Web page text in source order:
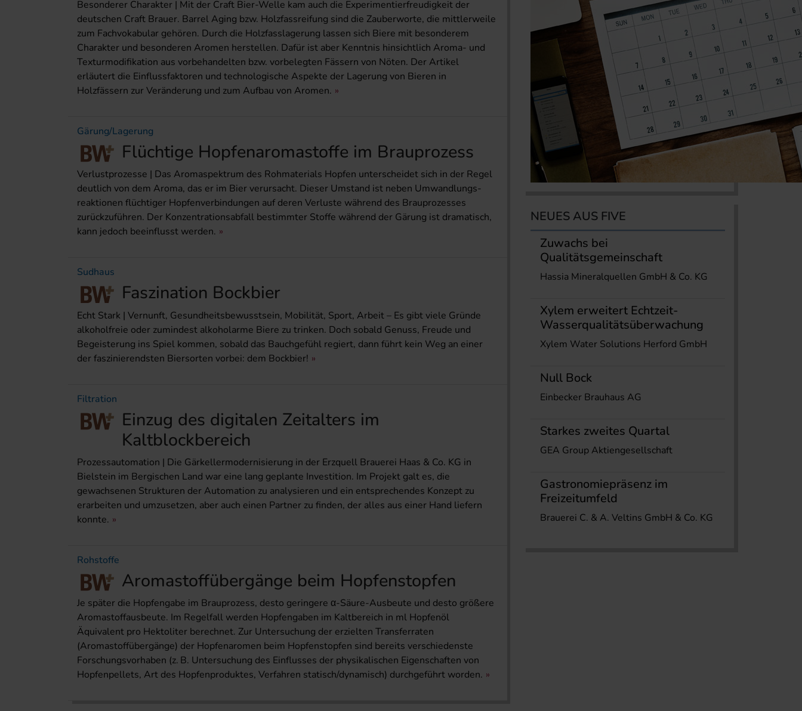
Besonderer Charakter | Mit der Craft Bier-Welle kam auch die Experimentierfreudigkeit der
deutschen Craft Brauer. Barrel Aging bzw. Holzfassreifung sind die Zauberworte, die mittlerweile
zum Fachvokabular gehören. Durch die Holzfasslagerung lassen sich Biere mit besonderem
Charakter und besonderen Aromen herstellen. Dafür ist aber Kenntnis hinsichtlich Aroma- und
Texturmodifikation aus vorbehandelten bzw. vorbelegten Fässern von Nöten. Der Artikel
erläutert die Einflussfaktoren und technologische Aspekte der Lagerung von Bieren in
Holzfässern zur Veränderung und zum Aufbau von Aromen.
Gärung/Lagerung
Flüchtige Hopfenaromastoffe im Brauprozess
Verlustprozesse | Das Aromaspektrum des Rohmaterials Hopfen unterscheidet sich in der Regel
deutlich von dem Aroma, das er im Bier verursacht. Dieser Umstand ist neben Umwandlungs­
reaktionen flüchtiger Hopfenverbindungen auf deren Verluste während des Brauprozesses
zurückzuführen. Der Konzentrationsabfall bestimmter Stoffe während der Gärung ist dramatisch,
kann jedoch beeinflusst werden.
Sudhaus
Faszination Bockbier
Echt Stark | Vernunft, Gesundheitsbewusstsein, Mobilität, Sport, Arbeit – Es gibt viele Gründe
alkoholfreie oder zumindest alkoholarme Biere zu trinken. Doch sobald Genuss, Freude und
Begeisterung ins Spiel kommen, sobald das Bauchgefühl regiert, dann führt kein Weg an einer
der faszinierendsten Biersorten vorbei: dem Bockbier!
Filtration
Einzug des digitalen Zeitalters im
Kaltblockbereich
Prozessautomation | Die Gärkellermodernisierung in der Erzquell Brauerei Haas & Co. KG in
Bielstein im Bergischen Land war eine lang geplante Investition. Im Projekt galt es, die
gewachsenen Strukturen der Automation zu analysieren und ein entsprechendes Konzept zu
erarbeiten und umzusetzen, aber auch einen Partner zu finden, der alles aus einer Hand liefern
konnte.
Rohstoffe
Aromastoffübergänge beim Hopfenstopfen
Je später die Hopfengabe im Brauprozess, desto geringere α-Säure-Ausbeute und desto größere
Aromastoffausbeute. Im Regelfall werden Hopfengaben im Kaltbereich in ml Hopfenöl
Äquivalent pro Hektoliter berechnet. Zur Untersuchung der erzielten Transferraten
(Aromastoffübergänge) der Hopfenaromen beim Hopfenstopfen sind bereits verschiedenste
Forschungsvorhaben (z. B. Untersuchung des Einflusses der physikalischen Eigenschaften von
Hopfenpellets, Art des Hopfenproduktes, Verfahren statisch/dynamisch) durchgeführt worden.
NEUES AUS FIVE
Zuwachs bei
Qualitätsgemeinschaft
Hassia Mineralquellen GmbH & Co. KG
Xylem erweitert Echtzeit-
Wasserqualitätsüberwachung
Xylem Water Solutions Herford GmbH
Null Bock
Einbecker Brauhaus AG
Starkes zweites Quartal
GEA Group Aktiengesellschaft
Gastronomiepräsenz im
Freizeitumfeld
Brauerei C. & A. Veltins GmbH & Co. KG